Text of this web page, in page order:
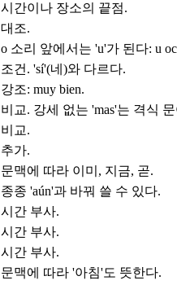
시간이나 장소의 끝점.
대조.
o 소리 앞에서는 'u'가 된다: u
조건. 'sí'(네)와 다르다.
강조: muy bien.
비교. 강세 없는 'mas'는 격식
비교.
추가.
문맥에 따라 이미, 지금, 곧.
종종 'aún'과 바꿔 쓸 수 있다.
시간 부사.
시간 부사.
시간 부사.
문맥에 따라 '아침'도 뜻한다.